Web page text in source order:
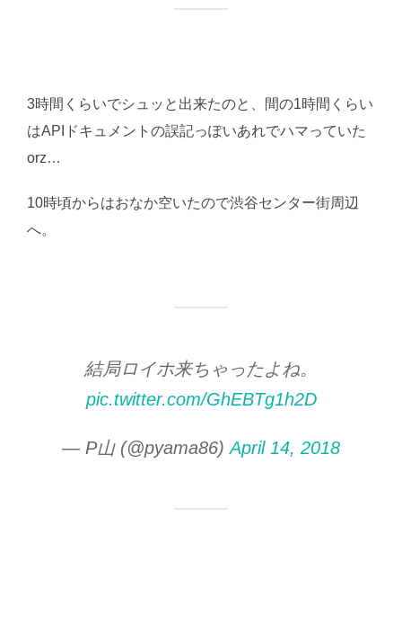
3時間くらいでシュッと出来たのと、間の1時間くらい
はAPIドキュメントの誤記っぽいあれでハマっていた
orz…
10時頃からはおなか空いたので渋谷センター街周辺
へ。
結局ロイホ来ちゃったよね。
pic.twitter.com/GhEBTg1h2D
— P山 (@pyama86)April 14, 2018